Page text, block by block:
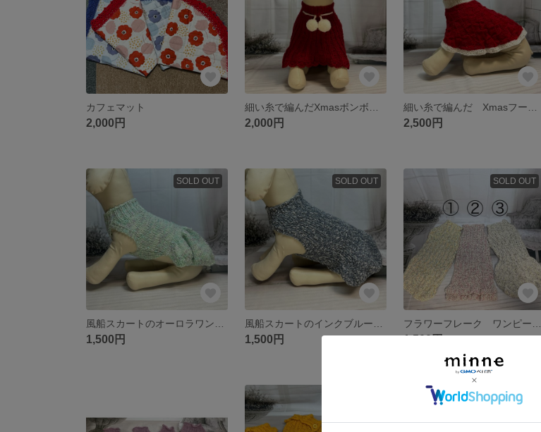
カフェマット
2,000円 2,000円 2,500円
SOLD OUT
1,500円
SOLD OUT
1,500円
SOLD OUT
1,500円
残り1点